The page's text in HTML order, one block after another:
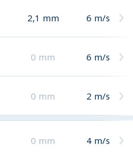
2,1 mm 6 m/s
0 mm 6 m/s
0 mm 2 m/s
0 mm 4 m/s